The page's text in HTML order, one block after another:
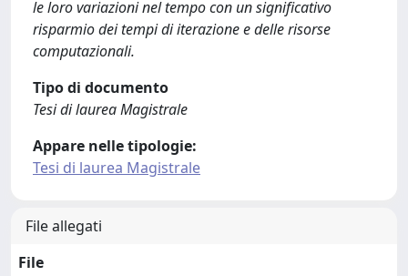
le loro variazioni nel tempo con un significativo
risparmio dei tempi di iterazione e delle risorse
computazionali.
Tipo di documento
Tesi di laurea Magistrale
Appare nelle tipologie:
Tesi di laurea Magistrale
File allegati
File